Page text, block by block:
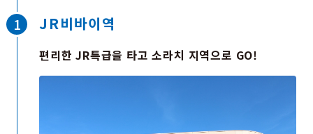
JR비바이역
편리한 JR특급을 타고 소라치 지역으로 GO!